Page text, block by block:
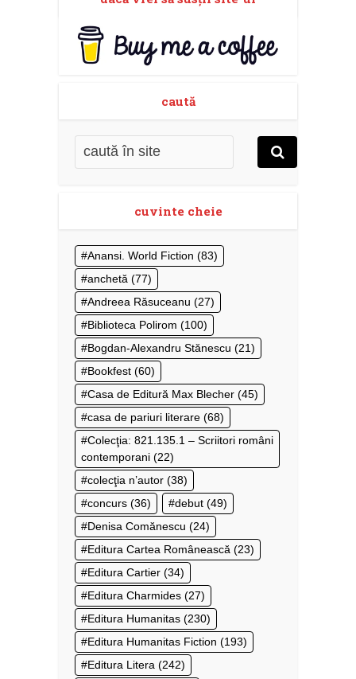
caută
cuvinte cheie
Anansi. World Fiction (83)
anchetă (77)
Andreea Răsuceanu (27)
Biblioteca Polirom (100)
Bogdan-Alexandru Stănescu (21)
Bookfest (60)
Casa de Editură Max Blecher (45)
casa de pariuri literare (68)
Colecţia: 821.135.1 – Scriitori români
contemporani (22)
colecţia n’autor (38)
concurs (36) debut (49)
Denisa Comănescu (24)
Editura Cartea Românească (23)
Editura Cartier (34)
Editura Charmides (27)
Editura Humanitas (230)
Editura Humanitas Fiction (193)
Editura Litera (242)